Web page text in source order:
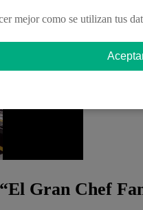
y Christian Ysla se
Gran Chef
mejor como se utilizan tus